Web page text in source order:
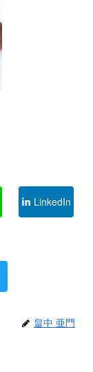
LinkedIn
畠中 亜門